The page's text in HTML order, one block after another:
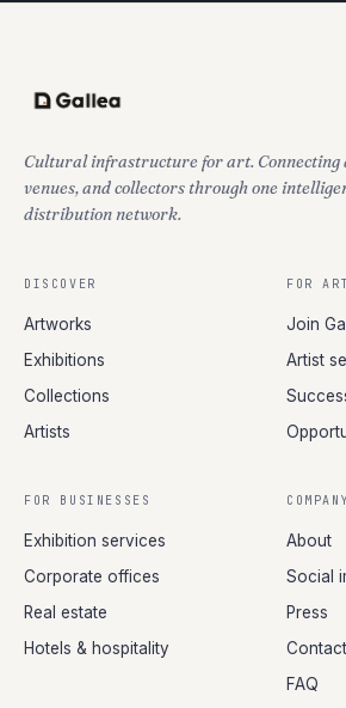
Cultural infrastructure for art. Connecting
venues, and collectors through one
distribution network.
DISCOVER
Artworks
Exhibitions
Collections
Artists
FOR
Join
Artist
FOR BUSINESSES
Exhibition services
Corporate offices
Real estate
Hotels & hospitality
COMPANY
About
Social
Press
Contact
FAQ